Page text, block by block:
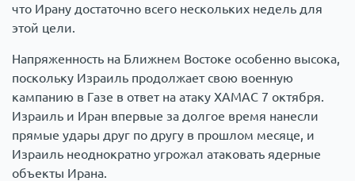
что Ирану достаточно всего нескольких недель для
этой цели.
Напряженность на Ближнем Востоке особенно высока,
поскольку Израиль продолжает свою военную
кампанию в Газе в ответ на атаку ХАМАС 7 октября.
Израиль и Иран впервые за долгое время нанесли
прямые удары друг по другу в прошлом месяце, и
Израиль неоднократно угрожал атаковать ядерные
объекты Ирана.